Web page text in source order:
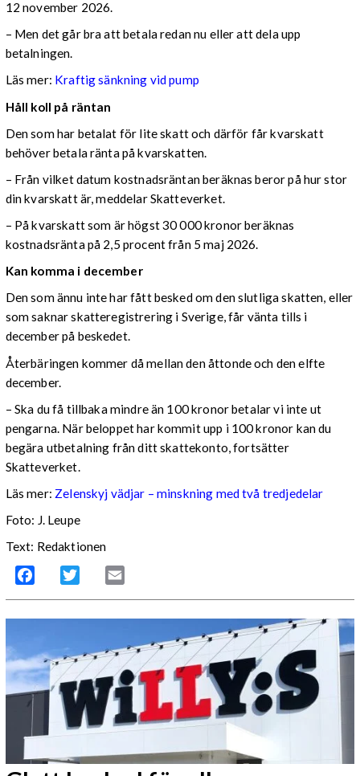
12 november 2026.
– Men det går bra att betala redan nu eller att dela upp
betalningen.
Läs mer: Kraftig sänkning vid pump
Håll koll på räntan
Den som har betalat för lite skatt och därför får kvarskatt
behöver betala ränta på kvarskatten.
– Från vilket datum kostnadsräntan beräknas beror på hur stor
din kvarskatt är, meddelar Skatteverket.
– På kvarskatt som är högst 30 000 kronor beräknas
kostnadsränta på 2,5 procent från 5 maj 2026.
Kan komma i december
Den som ännu inte har fått besked om den slutliga skatten, eller
som saknar skatteregistrering i Sverige, får vänta tills i
december på beskedet.
Återbäringen kommer då mellan den åttonde och den elfte
december.
– Ska du få tillbaka mindre än 100 kronor betalar vi inte ut
pengarna. När beloppet har kommit upp i 100 kronor kan du
begära utbetalning från ditt skattekonto, fortsätter
Skatteverket.
Läs mer: Zelenskyj vädjar – minskning med två tredjedelar
Foto: J. Leupe
Text: Redaktionen
Facebook Twitter